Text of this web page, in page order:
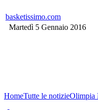
basketissimo.com
Martedì 5 Gennaio 2016
HomeTutte le notizieOlimpia